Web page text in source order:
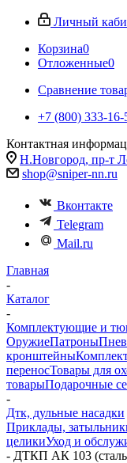
Личный
Корзина0
Отложенные0
Сравнение
+7 (800) 333-16-
Контактная
Н.Новгород, пр-т
shop@sniper-nn.ru
Вконтакте
Telegram
Mail.ru
Главная
-
Каталог
-
Комплектующие и
ОружиеПатроны
кронштейны
переносТовары для
товарыПодарочные
-
Дтк, дульные насадки
Приклады,
целикиУход и
- ДТКП АК 103